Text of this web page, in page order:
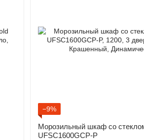
−9%
Морозильный шкаф со
UFSC1600GCP-P